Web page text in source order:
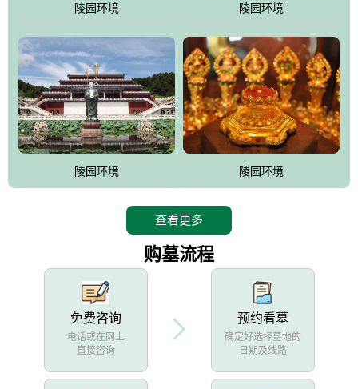
陵园环境 陵园环境
陵园环境 陵园环境
查看更多
购墓流程
免费咨询
电话或在网上
直接咨询
预约看墓
确定好选择墓地的
日期及线路